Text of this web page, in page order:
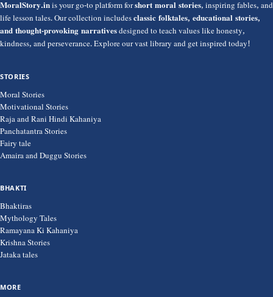
MoralStory.inis your go-to platform forshort moral stories, inspiring fables, and
life lesson tales. Our collection includesclassic folktales, educational stories,
and thought-provoking narrativesdesigned to teach values like honesty,
kindness, and perseverance. Explore our vast library and get inspired today!
STORIES
Moral Stories
Motivational Stories
Raja and Rani Hindi Kahaniya
Panchatantra Stories
Fairy tale
Amaira and Duggu Stories
BHAKTI
Bhaktiras
Mythology Tales
Ramayana Ki Kahaniya
Krishna Stories
Jataka tales
MORE